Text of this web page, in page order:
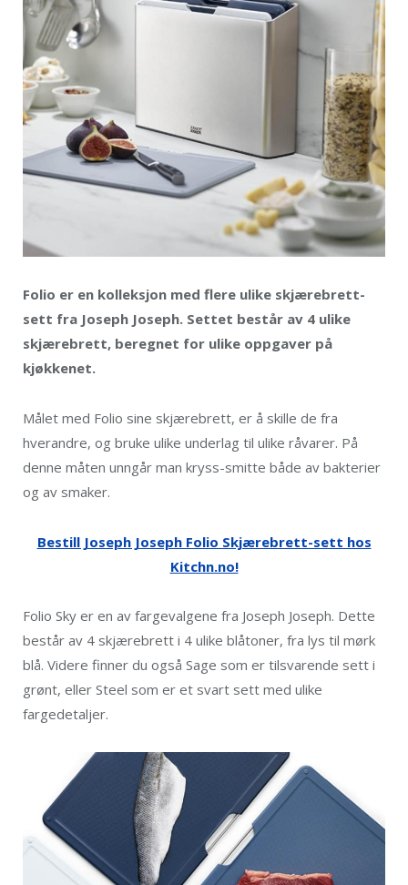
Folio er en kolleksjon med flere ulike skjærebrett-
sett fra Joseph Joseph. Settet består av 4 ulike
skjærebrett, beregnet for ulike oppgaver på
kjøkkenet.
Målet med Folio sine skjærebrett, er å skille de fra
hverandre, og bruke ulike underlag til ulike råvarer. På
denne måten unngår man kryss-smitte både av bakterier
og av smaker.
Bestill Joseph Joseph Folio Skjærebrett-sett hos
Kitchn.no!
Folio Sky er en av fargevalgene fra Joseph Joseph. Dette
består av 4 skjærebrett i 4 ulike blåtoner, fra lys til mørk
blå. Videre finner du også Sage som er tilsvarende sett i
grønt, eller Steel som er et svart sett med ulike
fargedetaljer.